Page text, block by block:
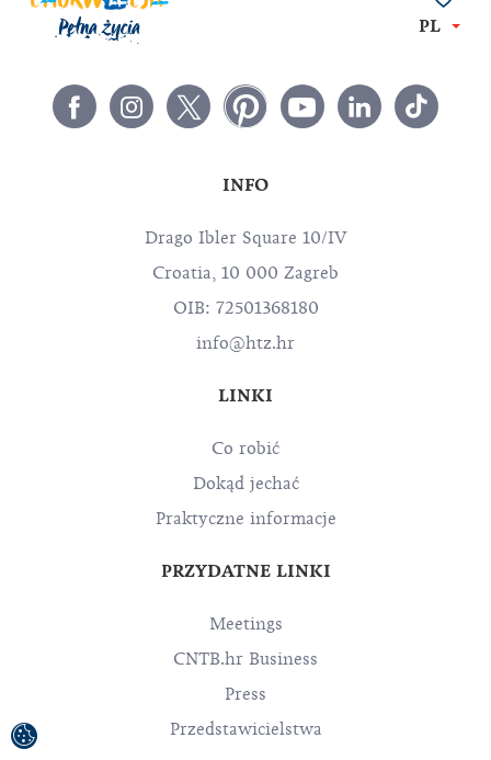
PL
INFO
Drago Ibler Square 10/IV
Croatia, 10 000 Zagreb
OIB: 72501368180
info@htz.hr
LINKI
Co robić
Dokąd jechać
Praktyczne informacje
PRZYDATNE LINKI
Meetings
CNTB.hr Business
Press
Przedstawicielstwa